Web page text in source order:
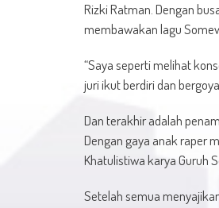
Rizki Ratman. Dengan
membawakan lagu
“Saya seperti melihat
juri ikut berdiri dan
Dan terakhir adalah
Dengan gaya anak raper
Khatulistiwa karya Guruh
Setelah semua